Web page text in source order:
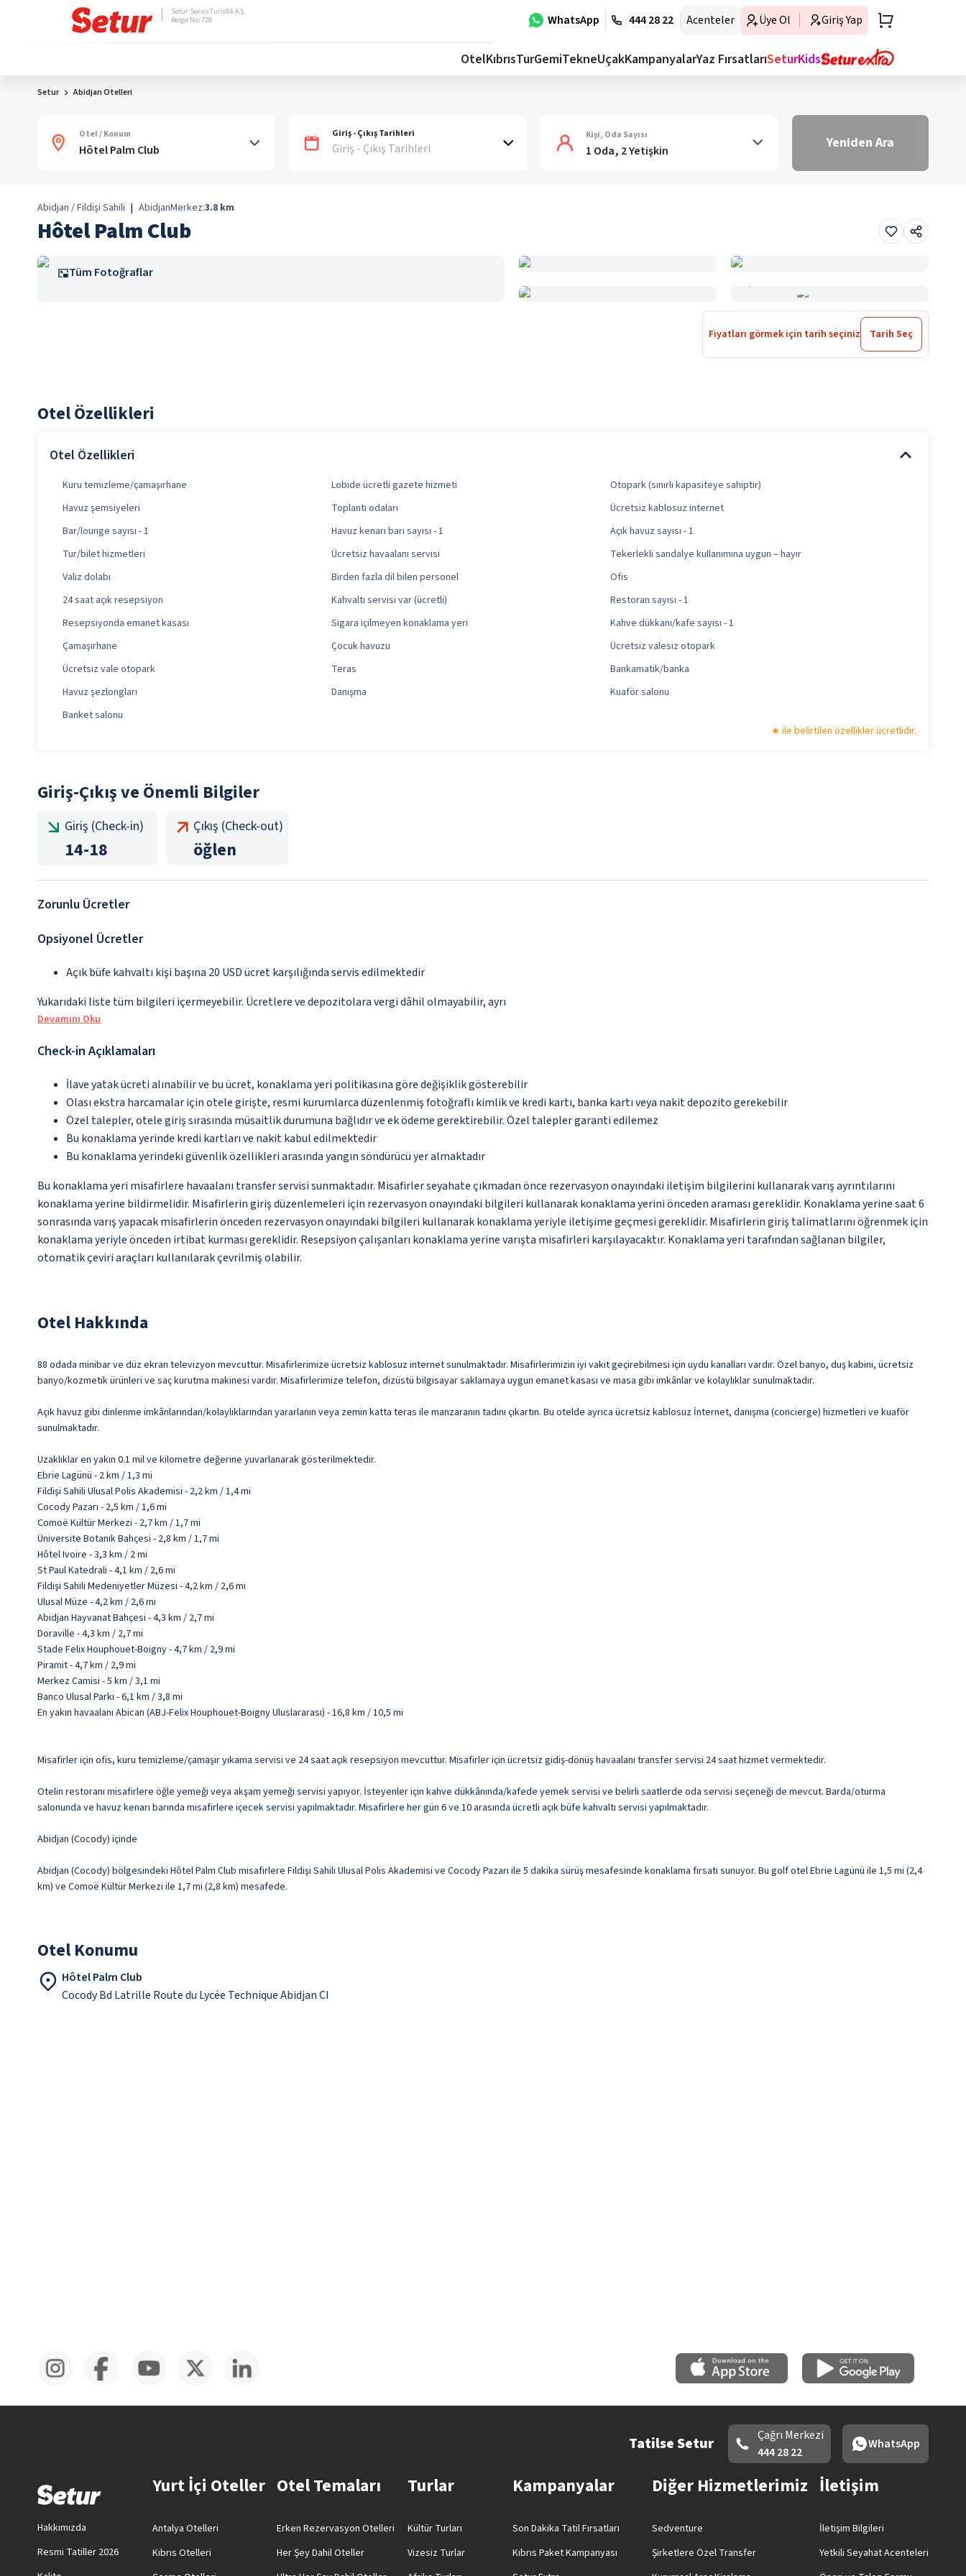
WhatsApp 444 28 22 Acenteler Üye Ol Giriş Yap
Setur Servis Turistik A.Ş.
Belge No: 728
OtelKıbrısTurGemiTekneUçakKampanyalarYaz FırsatlarıSeturKids
Setur Abidjan Otelleri
Otel / Konum Giriş - Çıkış Tarihleri
Giriş - Çıkış Tarihleri
Kişi, Oda Sayısı
1 Oda, 2 Yetişkin Yeniden Ara
Abidjan / Fildişi Sahili | AbidjanMerkez:3.8 km
Hôtel Palm Club
Tüm Fotoğraflar
Fiyatları görmek için tarih seçiniz Tarih Seç
Otel Özellikleri
Otel Özellikleri
Kuru temizleme/çamaşırhane Lobide ücretli gazete hizmeti
Otopark (sınırlı kapasiteye sahiptir)
Havuz şemsiyeleri
Toplantı odaları
Ücretsiz kablosuz internet
Bar/lounge sayısı - 1
Havuz kenarı barı sayısı - 1
Açık havuz sayısı - 1
Tur/bilet hizmetleri
Ücretsiz havaalanı servisi
Tekerlekli sandalye kullanımına uygun – hayır
Valiz dolabı
Birden fazla dil bilen personel
Ofis
24 saat açık resepsiyon
Kahvaltı servisi var (ücretli)
Restoran sayısı - 1
Resepsiyonda emanet kasası
Sigara içilmeyen konaklama yeri
Kahve dükkanı/kafe sayısı - 1
Çamaşırhane
Çocuk havuzu
Ücretsiz valesiz otopark
Ücretsiz vale otopark
Teras
Bankamatik/banka
Havuz şezlongları
Danışma
Kuaför salonu
Banket salonu
ile belirtilen özellikler ücretlidir.
Giriş-Çıkış ve Önemli Bilgiler
Giriş (Check-in)
14-18
Çıkış (Check-out)
öğlen
Zorunlu Ücretler
Opsiyonel Ücretler
Açık büfe kahvaltı kişi başına 20 USD ücret karşılığında servis edilmektedir
Yukarıdaki liste tüm bilgileri içermeyebilir. Ücretlere ve depozitolara vergi dâhil olmayabilir, ayrı
Devamını Oku
Check-in Açıklamaları
İlave yatak ücreti alınabilir ve bu ücret, konaklama yeri politikasına göre değişiklik gösterebilir
Olası ekstra harcamalar için otele girişte, resmi kurumlarca düzenlenmiş fotoğraflı kimlik ve kredi kartı, banka kartı veya nakit depozito gerekebilir
Özel talepler, otele giriş sırasında müsaitlik durumuna bağlıdır ve ek ödeme gerektirebilir. Özel talepler garanti edilemez
Bu konaklama yerinde kredi kartları ve nakit kabul edilmektedir
Bu konaklama yerindeki güvenlik özellikleri arasında yangın söndürücü yer almaktadır
Bu konaklama yeri misafirlere havaalanı transfer servisi sunmaktadır. Misafirler seyahate çıkmadan önce rezervasyon onayındaki iletişim bilgilerini kullanarak varış ayrıntılarını
konaklama yerine bildirmelidir. Misafirlerin giriş düzenlemeleri için rezervasyon onayındaki bilgileri kullanarak konaklama yerini önceden araması gereklidir. Konaklama yerine saat 6
sonrasında varış yapacak misafirlerin önceden rezervasyon onayındaki bilgileri kullanarak konaklama yeriyle iletişime geçmesi gereklidir. Misafirlerin giriş talimatlarını öğrenmek için
konaklama yeriyle önceden irtibat kurması gereklidir. Resepsiyon çalışanları konaklama yerine varışta misafirleri karşılayacaktır. Konaklama yeri tarafından sağlanan bilgiler,
otomatik çeviri araçları kullanılarak çevrilmiş olabilir.
Otel Hakkında
88 odada minibar ve düz ekran televizyon mevcuttur. Misafirlerimize ücretsiz kablosuz internet sunulmaktadır. Misafirlerimizin iyi vakit geçirebilmesi için uydu kanalları vardır. Özel banyo, duş kabini, ücretsiz
banyo/kozmetik ürünleri ve saç kurutma makinesi vardır. Misafirlerimize telefon, dizüstü bilgisayar saklamaya uygun emanet kasası ve masa gibi imkânlar ve kolaylıklar sunulmaktadır.
Açık havuz gibi dinlenme imkânlarından/kolaylıklarından yararlanın veya zemin katta teras ile manzaranın tadını çıkartın. Bu otelde ayrıca ücretsiz kablosuz İnternet, danışma (concierge) hizmetleri ve kuaför
sunulmaktadır.
Uzaklıklar en yakın 0.1 mil ve kilometre değerine yuvarlanarak gösterilmektedir.
Ebrie Lagünü - 2 km / 1,3 mi
Fildişi Sahili Ulusal Polis Akademisi - 2,2 km / 1,4 mi
Cocody Pazarı - 2,5 km / 1,6 mi
Comoë Kültür Merkezi - 2,7 km / 1,7 mi
Üniversite Botanik Bahçesi - 2,8 km / 1,7 mi
Hôtel Ivoire - 3,3 km / 2 mi
St Paul Katedrali - 4,1 km / 2,6 mi
Fildişi Sahili Medeniyetler Müzesi - 4,2 km / 2,6 mi
Ulusal Müze - 4,2 km / 2,6 mi
Abidjan Hayvanat Bahçesi - 4,3 km / 2,7 mi
Doraville - 4,3 km / 2,7 mi
Stade Felix Houphouet-Boigny - 4,7 km / 2,9 mi
Piramit - 4,7 km / 2,9 mi
Merkez Camisi - 5 km / 3,1 mi
Banco Ulusal Parkı - 6,1 km / 3,8 mi
En yakın havaalanı Abican (ABJ-Felix Houphouet-Boigny Uluslararası) - 16,8 km / 10,5 mi
Misafirler için ofis, kuru temizleme/çamaşır yıkama servisi ve 24 saat açık resepsiyon mevcuttur. Misafirler için ücretsiz gidiş-dönüş havaalanı transfer servisi 24 saat hizmet vermektedir.
Otelin restoranı misafirlere öğle yemeği veya akşam yemeği servisi yapıyor. İsteyenler için kahve dükkânında/kafede yemek servisi ve belirli saatlerde oda servisi seçeneği de mevcut. Barda/oturma
salonunda ve havuz kenarı barında misafirlere içecek servisi yapılmaktadır. Misafirlere her gün 6 ve 10 arasında ücretli açık büfe kahvaltı servisi yapılmaktadır.
Abidjan (Cocody) içinde
Abidjan (Cocody) bölgesindeki Hôtel Palm Club misafirlere Fildişi Sahili Ulusal Polis Akademisi ve Cocody Pazarı ile 5 dakika sürüş mesafesinde konaklama fırsatı sunuyor. Bu golf otel Ebrie Lagünü ile 1,5 mi (2,4
km) ve Comoë Kültür Merkezi ile 1,7 mi (2,8 km) mesafede.
Otel Konumu
Hôtel Palm Club
Cocody Bd Latrille Route du Lycée Technique Abidjan CI
Tatilse Setur
Çağrı Merkezi
444 28 22
WhatsApp
Hakkımızda
Resmi Tatiller 2026
Yurt İçi Oteller
Antalya Otelleri
Kıbrıs Otelleri
Otel Temaları
Erken Rezervasyon Otelleri
Her Şey Dahil Oteller
Turlar
Kültür Turları
Vizesiz Turlar
Kampanyalar
Son Dakika Tatil Fırsatları
Kıbrıs Paket Kampanyası
Diğer Hizmetlerimiz
Sedventure
Şirketlere Özel Transfer
İletişim
İletişim Bilgileri
Yetkili Seyahat Acenteleri